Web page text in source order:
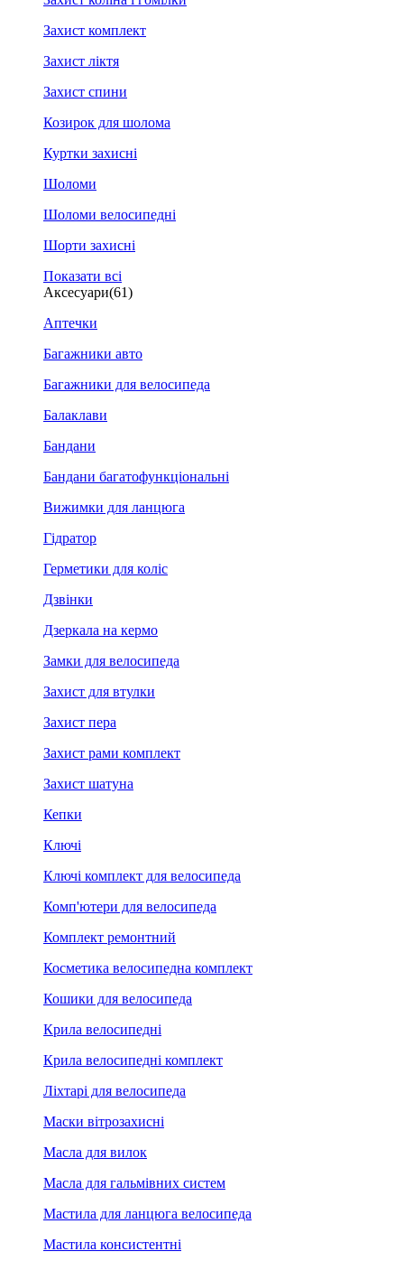
Захист комплект
Захист ліктя
Захист спини
Козирок для шолома
Куртки захисні
Шоломи
Шоломи велосипедні
Шорти захисні
Показати всі
Аксесуари(61)
Аптечки
Багажники авто
Багажники для велосипеда
Балаклави
Бандани
Бандани багатофункціональні
Вижимки для ланцюга
Гідратор
Герметики для коліс
Дзвінки
Дзеркала на кермо
Замки для велосипеда
Захист для втулки
Захист пера
Захист рами комплект
Захист шатуна
Кепки
Ключі
Ключі комплект для велосипеда
Комп'ютери для велосипеда
Комплект ремонтний
Косметика велосипедна комплект
Кошики для велосипеда
Крила велосипедні
Крила велосипедні комплект
Ліхтарі для велосипеда
Маски вітрозахисні
Масла для вилок
Масла для гальмівних систем
Мастила для ланцюга велосипеда
Мастила консистентні